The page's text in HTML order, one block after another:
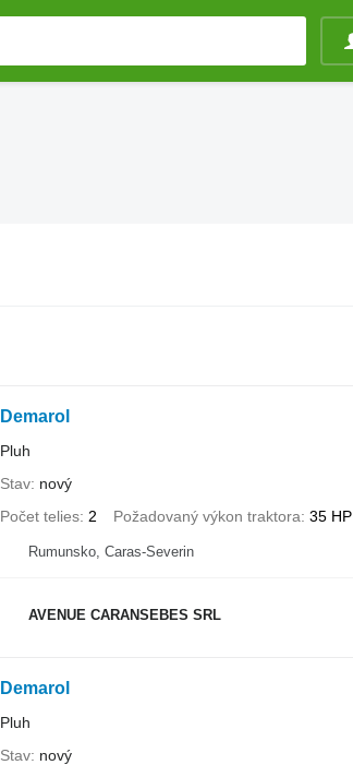
Demarol
Pluh
Stav nový
Počet telies 2 Požadovaný výkon traktora 35 HP
Rumunsko, Caras-Severin
AVENUE CARANSEBES SRL
Demarol
Pluh
Stav nový